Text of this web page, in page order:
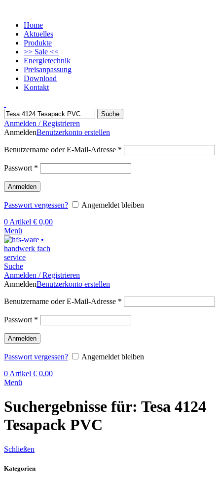
Home
Aktuelles
Produkte
>> Sale <<
Energietechnik
Preisanpassung
Download
Kontakt
Suche
Anmelden / Registrieren
AnmeldenBenutzerkonto erstellen
Benutzername oder E-Mail-Adresse *
Passwort *
Anmelden
Passwort vergessen?
Angemeldet bleiben
0 Artikel € 0,00
Menü
Suche
Anmelden / Registrieren
AnmeldenBenutzerkonto erstellen
Benutzername oder E-Mail-Adresse *
Passwort *
Anmelden
Passwort vergessen?
Angemeldet bleiben
0 Artikel € 0,00
Menü
Suchergebnisse für: Tesa 4124
Tesapack PVC
Schließen
Kategorien